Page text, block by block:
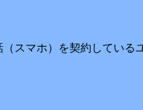
スマホ）を契約している